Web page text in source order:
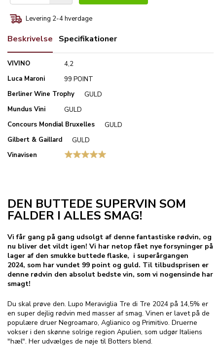
Levering 2-4 hverdage
Beskrivelse Specifikationer
VIVINO
4,2
Luca Maroni
99 POINT
Berliner Wine Trophy
GULD
Mundus Vini
GULD
Concours Mondial Bruxelles
GULD
Gilbert & Gaillard
GULD
Vinavisen
DEN BUTTEDE SUPERVIN SOM
FALDER I ALLES SMAG!
Vi får gang på gang udsolgt af denne fantastiske rødvin, og
nu bliver det vildt igen! Vi har netop fået nye forsyninger på
lager af den smukke buttede flaske, i superårgangen
2024, som har vundet 99 point og guld. Til tilbudsprisen er
denne rødvin den absolut bedste vin, som vi nogensinde har
smagt!
Du skal prøve den. Lupo Meraviglia Tre di Tre 2024 på 14,5% er
en super dejlig rødvin med masser af smag. Vinen er lavet på de
populære druer Negroamaro, Aglianico og Primitivo. Druerne
vokser i den skønne solrige region Apulien, som udgør Italiens
"hæl". Her udvælges de nøje til Botters blend.